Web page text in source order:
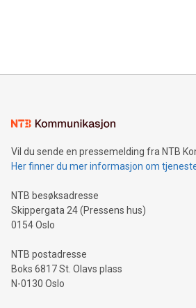
Vil du sende en pressemelding fra NTB
Her finner du mer informasjon om
NTB besøksadresse
Skippergata 24 (Pressens hus)
0154 Oslo
NTB postadresse
Boks 6817 St. Olavs plass
N-0130 Oslo